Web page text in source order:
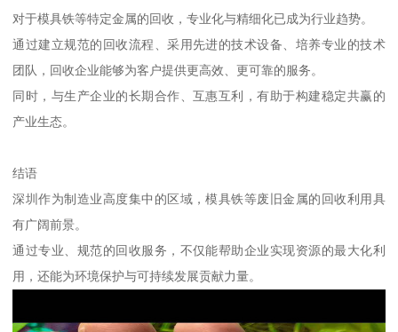
对于模具铁等特定金属的回收，专业化与精细化已成为行业趋势。
通过建立规范的回收流程、采用先进的技术设备、培养专业的技术
团队，回收企业能够为客户提供更高效、更可靠的服务。
同时，与生产企业的长期合作、互惠互利，有助于构建稳定共赢的
产业生态。
结语
深圳作为制造业高度集中的区域，模具铁等废旧金属的回收利用具
有广阔前景。
通过专业、规范的回收服务，不仅能帮助企业实现资源的最大化利
用，还能为环境保护与可持续发展贡献力量。